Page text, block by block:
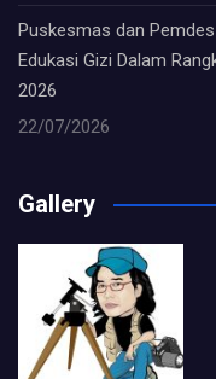
Puskesmas dan
Edukasi Gizi Dalam
2026
22/07/2026
Gallery